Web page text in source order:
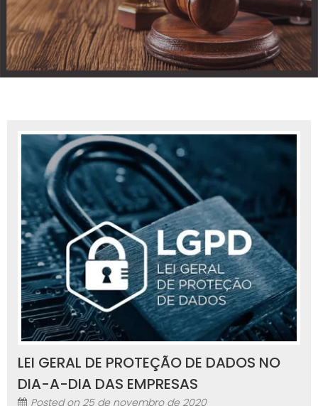
LEI GERAL DE PROTEÇÃO DE DADOS NO
DIA-A-DIA DAS EMPRESAS
Posted on 25 de novembro de 2020